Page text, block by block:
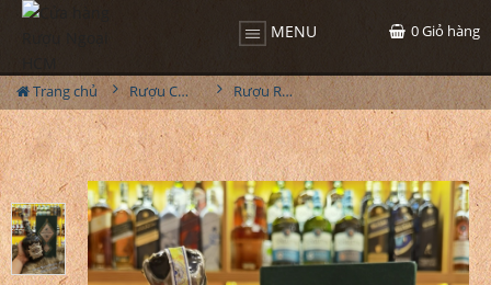
MENU 0Giỏ hàng
Trang chủ Rượu Chivas Rượu Royal Salute 30 YO - 2022